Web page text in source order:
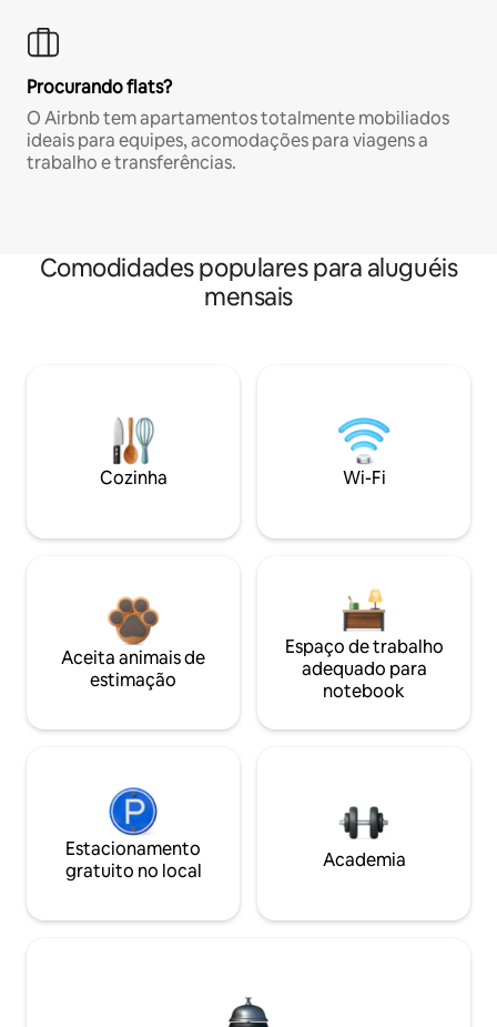
Procurando flats?
O Airbnb tem apartamentos totalmente mobiliados
ideais para equipes, acomodações para viagens a
trabalho e transferências.
Comodidades populares para aluguéis
mensais
Cozinha Wi-Fi
Aceita animais de
estimação
Espaço de trabalho
adequado para
notebook
Estacionamento
gratuito no local
Academia